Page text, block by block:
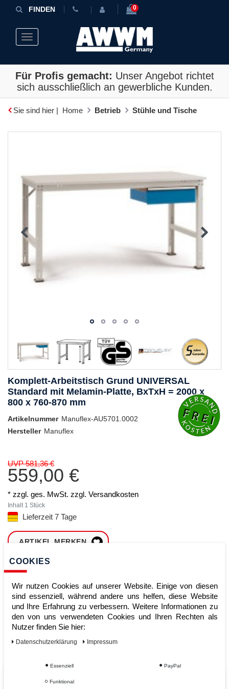
FINDEN 0
Toggle navigation
Für Profis gemacht: Unser Angebot richtet
sich ausschließlich an gewerbliche Kunden.
Sie sind hier | Home Betrieb Stühle und Tische
Komplett-Arbeitstisch Grund UNIVERSAL
Standard mit Melamin-Platte, BxTxH = 2000 x
800 x 760-870 mm
Artikelnummer Manuflex-AU5701.0002
Hersteller Manuflex
UVP 581,36 €
559,00 €
* zzgl. ges. MwSt. zzgl. Versandkosten
Inhalt 1 Stück
Lieferzeit 7 Tage
ARTIKEL MERKEN
Sofort lieferbar
Vom Profi für Profis - Ihre Vorteile
COOKIES
Wir nutzen Cookies auf unserer Website. Einige von diesen
sind essenziell, während andere uns helfen, diese Website
und Ihre Erfahrung zu verbessern. Weitere Informationen zu
den von uns verwendeten Cookies und Ihren Rechten als
Nutzer finden Sie hier:
Daten­schutz­erklärung Impressum
Essenziell PayPal
Funktional